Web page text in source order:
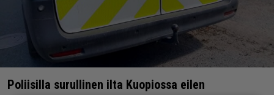
Poliisilla surullinen ilta Kuopiossa eilen